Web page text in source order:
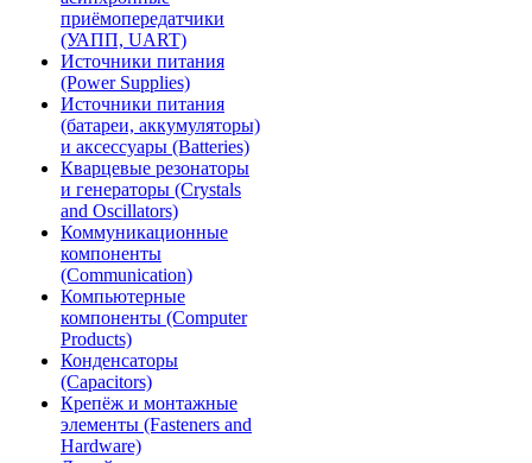
приёмопередатчики
(УАПП, UART)
Источники питания
(Power Supplies)
Источники питания
(батареи, аккумуляторы)
и аксессуары (Batteries)
Кварцевые резонаторы
и генераторы (Crystals
and Oscillators)
Коммуникационные
компоненты
(Communication)
Компьютерные
компоненты (Computer
Products)
Конденсаторы
(Capacitors)
Крепёж и монтажные
элементы (Fasteners and
Hardware)